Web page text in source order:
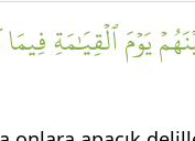
يَوۡمَ ٱلۡقِيَٰمَةِ فِيمَا